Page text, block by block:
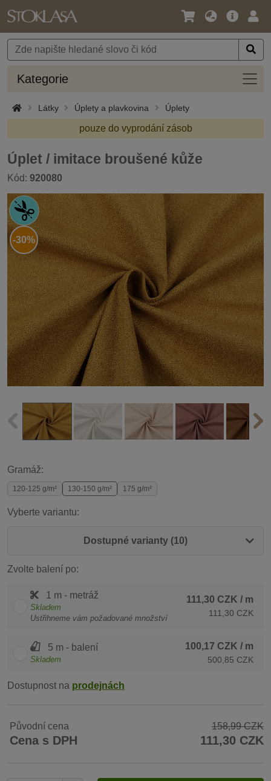
Jazyk
Měna
Hlavní
Kategorie
Látky Úplety a plavkovina Úplety
pouze do vyprodání zásob
Úplet / imitace broušené kůže
Kód: 920080
-30%
Gramáž:
120-125 g/m² 130-150 g/m² 175 g/m²
Vyberte variantu:
Dostupné varianty (10)
Zvolte balení po:
1 m - metráž
Skladem
Ustřihneme vám požadované množství
111,30 CZK / m
111,30 CZK
5 m - balení
Skladem
100,17 CZK / m
500,85 CZK
Dostupnost na prodejnách
Původní cena 158,99 CZK
Cena s DPH 111,30 CZK